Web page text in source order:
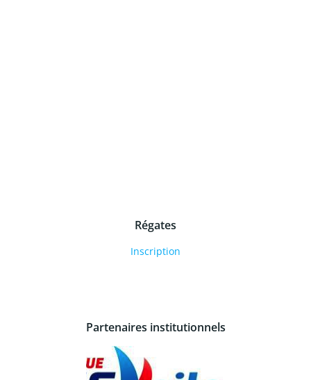
Régates
Inscription
Partenaires institutionnels